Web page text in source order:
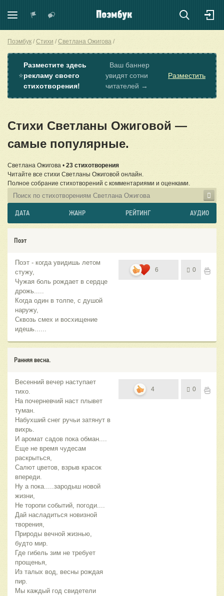
Поэмбук Стихи Светлана Ожигова
⭐
Разместите здесь
рекламу своего
стихотворения!
Ваш баннер
увидят сотни
читателей →
Разместить
Стихи Светланы Ожиговой —
самые популярные.
Светлана Ожигова • 23 стихотворения
Читайте все стихи Светланы Ожиговой онлайн.
Полное собрание стихотворений с комментариями и оценками.
ДАТА ЖАНР РЕЙТИНГ АУДИО
Поэт
Поэт - когда увидишь летом
стужу,
Чужая боль рождает в сердце
дрожь.....
Когда один в толпе, с душой
наружу,
Сквозь смех и восхищение
идешь......
6 0
Ранняя весна.
Весенний вечер наступает
тихо.
На почерневчий наст плывет
туман.
Набухший снег ручьи затянут в
вихрь.
И аромат садов пока обман....
Еще не время чудесам
раскрыться,
Салют цветов, взрыв красок
впереди.
Ну а пока.....зародыш новой
жизни,
Не торопи событий, погоди....
Дай насладиться новизной
творения,
Природы вечной жизнью,
будто мир.
Где гибель зим не требует
прощенья,
Из талых вод, весны рождая
пир.
Мы каждый год свидетели
4 0